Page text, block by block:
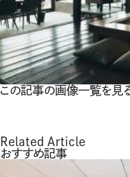
この記事の画像一覧を見る
Related Article
おすすめ記事